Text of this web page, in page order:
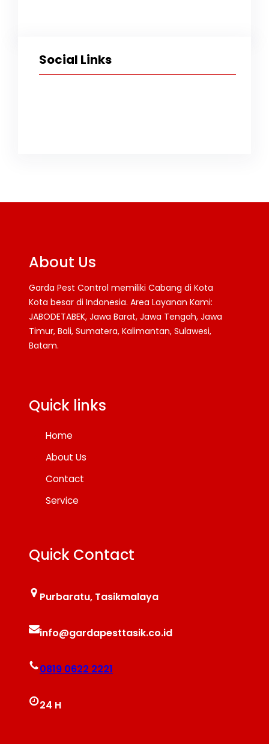
Social Links
About Us
Garda Pest Control memiliki Cabang di Kota
Kota besar di Indonesia. Area Layanan Kami:
JABODETABEK, Jawa Barat, Jawa Tengah, Jawa
Timur, Bali, Sumatera, Kalimantan, Sulawesi,
Batam.
Quick links
Home
About Us
Contact
Service
Quick Contact
Purbaratu, Tasikmalaya
info@gardapesttasik.co.id
0819 0622 2221
24 H